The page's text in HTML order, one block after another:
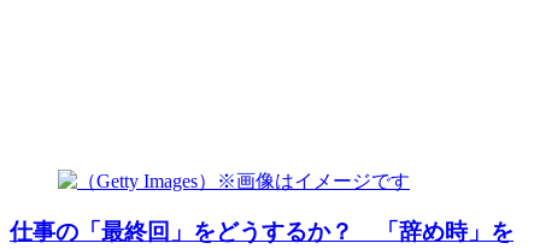
仕事の「最終回」をどうするか？ 「辞め時」を